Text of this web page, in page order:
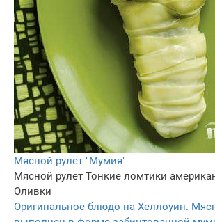
Мясной рулет "Мумия"
Мясной рулет Тонкие ломтики
Оливки
Оригинальное блюдо на Хеллоуин.